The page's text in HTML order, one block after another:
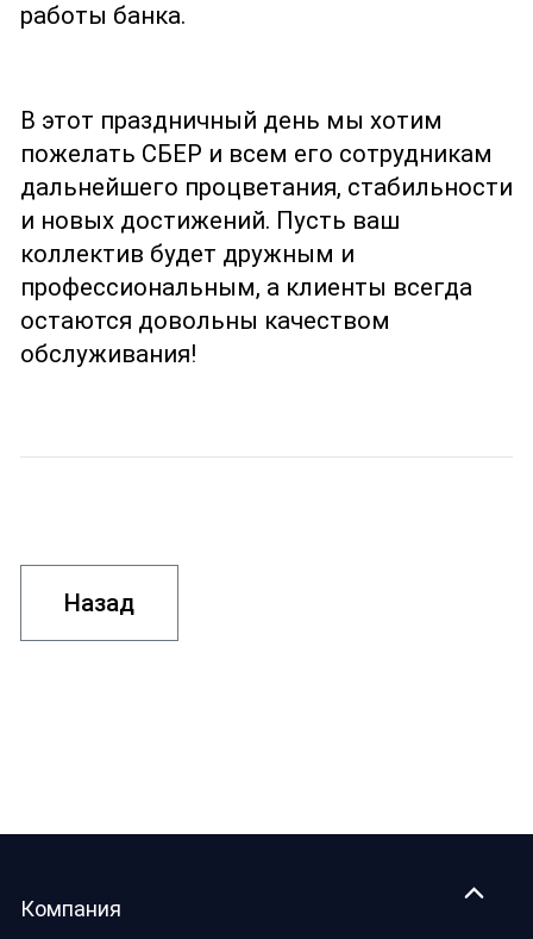
работы банка.
В этот праздничный день мы хотим
пожелать СБЕР и всем его сотрудникам
дальнейшего процветания, стабильности
и новых достижений. Пусть ваш
коллектив будет дружным и
профессиональным, а клиенты всегда
остаются довольны качеством
обслуживания!
Назад
Компания